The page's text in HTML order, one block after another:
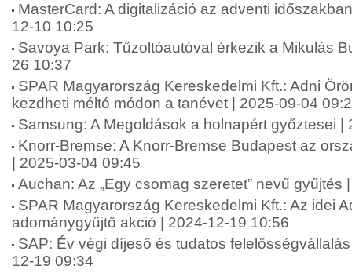
MasterCard: A digitalizáció az adventi
12-10 10:25
Savoya Park: Tűzoltóautóval érkezik a Mikulás
26 10:37
SPAR Magyarország Kereskedelmi Kft.: Adni
kezdheti méltó módon a tanévet | 2025-09-04
Samsung: A Megoldások a holnapért győztesei |
Knorr-Bremse: A Knorr-Bremse Budapest az
| 2025-03-04 09:45
Auchan: Az „Egy csomag szeretet” nevű gyűjtés
SPAR Magyarország Kereskedelmi Kft.: Az idei
adománygyűjtő akció | 2024-12-19 10:56
SAP: Év végi díjeső és tudatos
12-19 09:34